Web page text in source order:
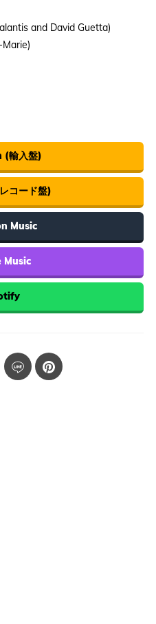
and David Guetta)
(輸入盤)
コード盤)
Music
Music